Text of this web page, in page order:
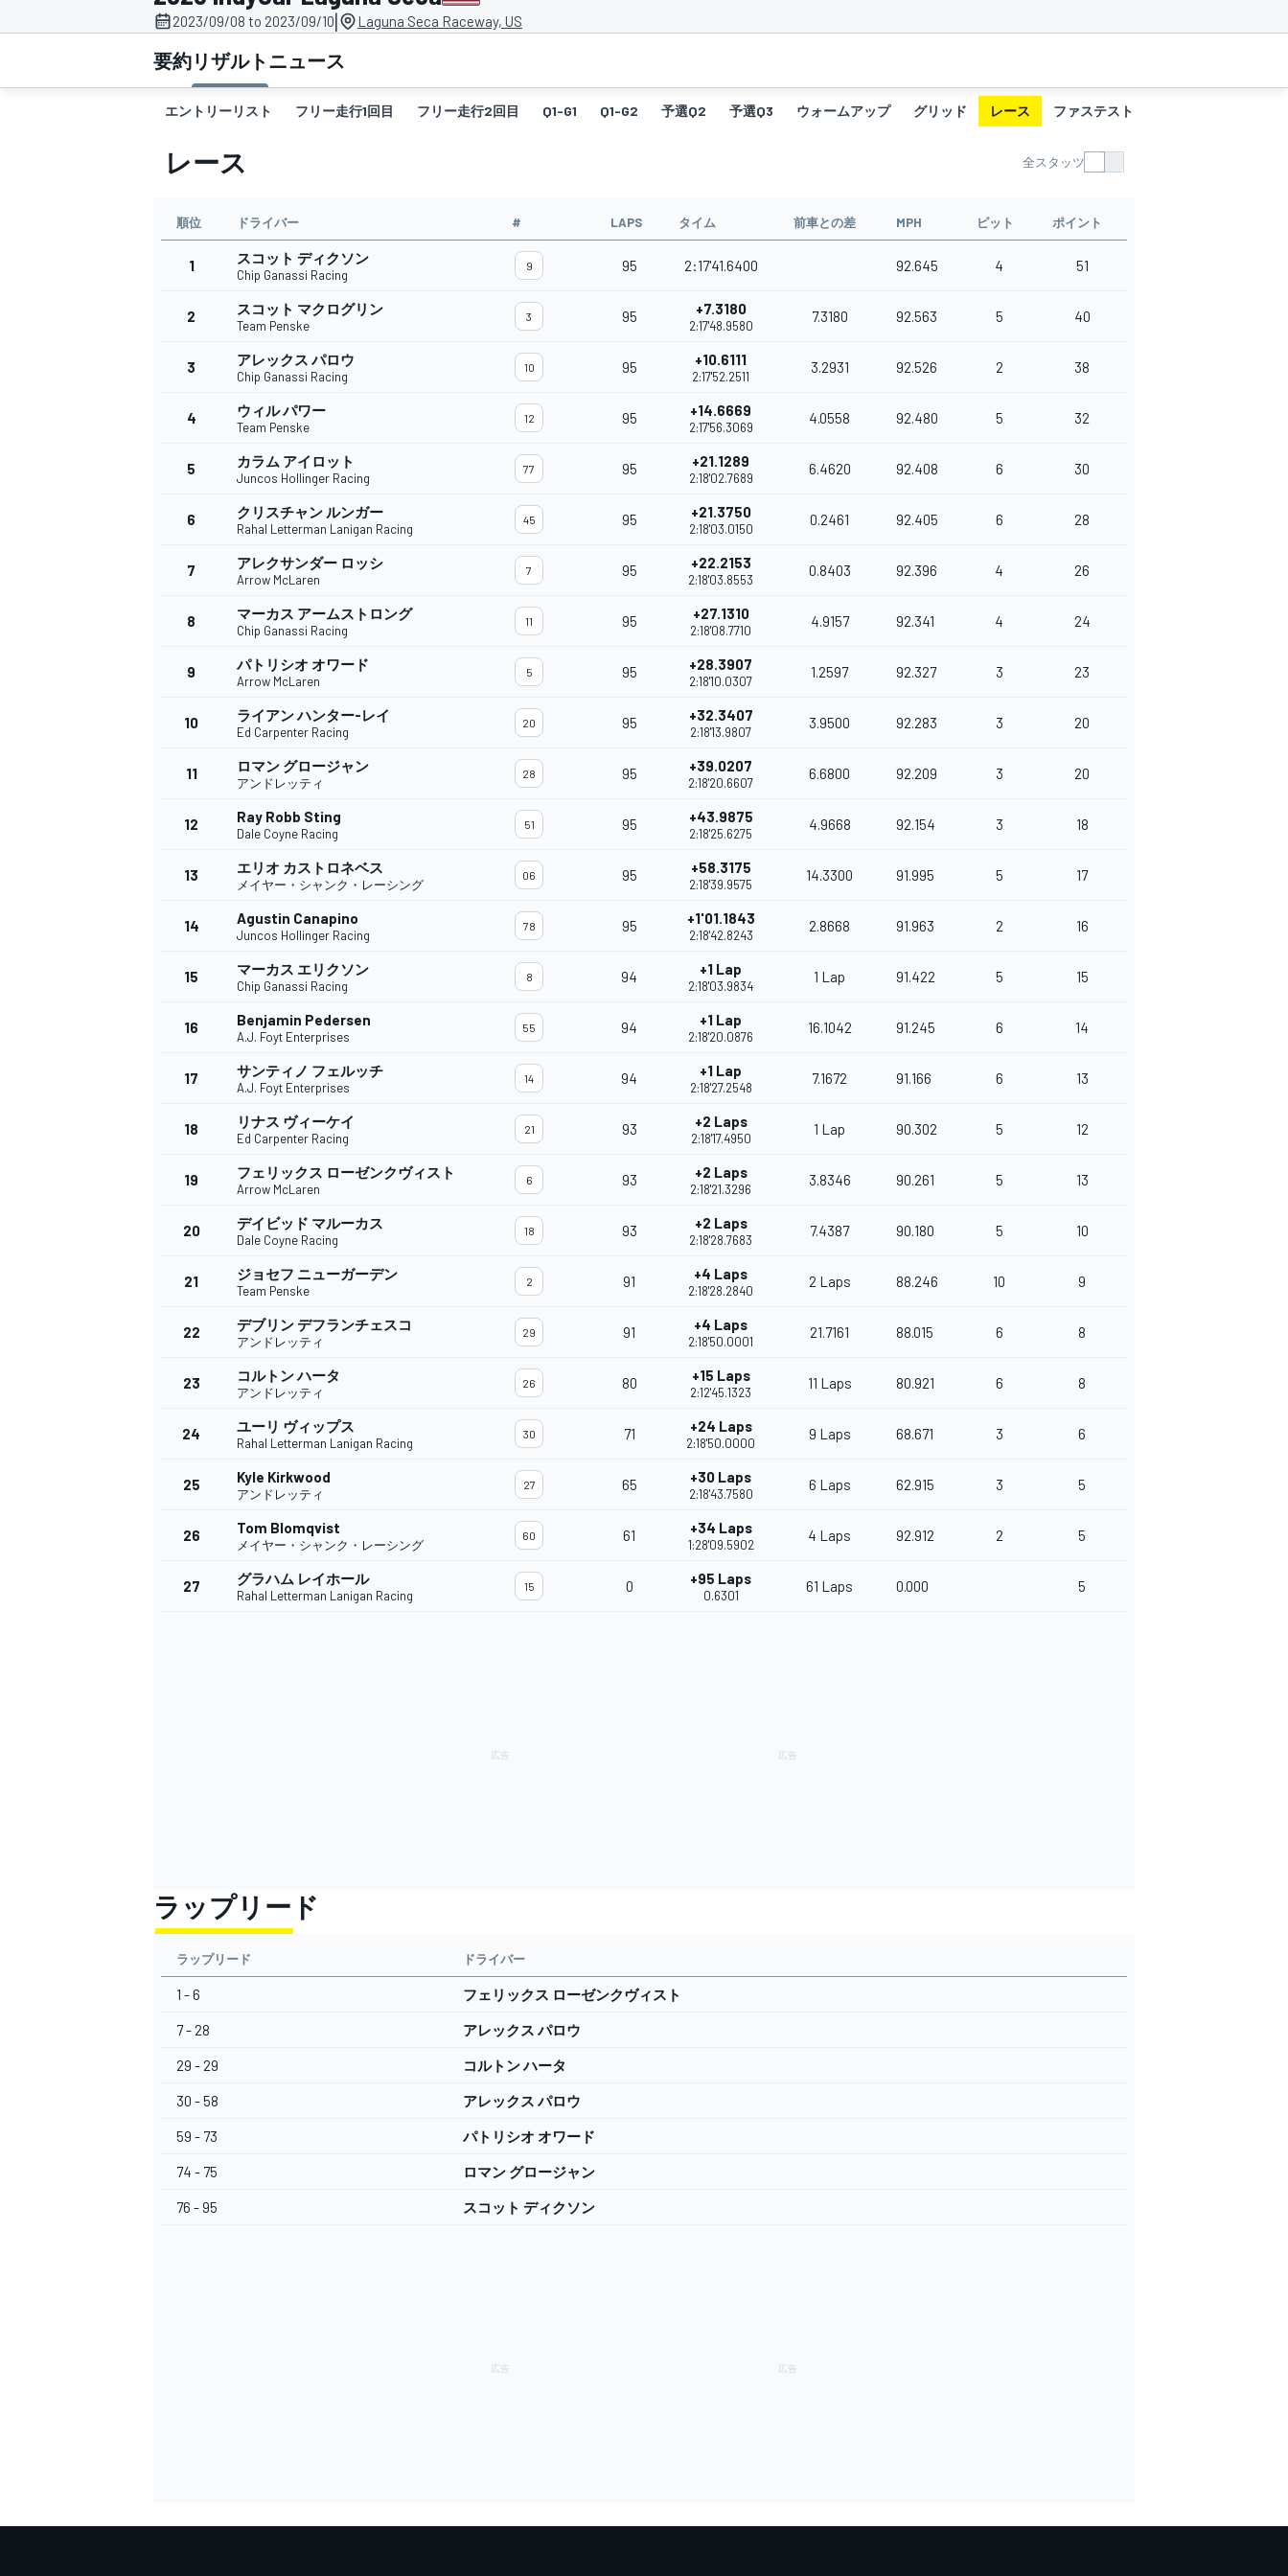
スーパーフォーミュラ
スーパーGT
フォーミュラE
2023/09/08 to 2023/09/10| Laguna Seca Raceway, US
要約リザルト ニュース
エントリーリスト フリー走行1回目 フリー走行2回目 Q1-G1 Q1-G2 予選Q2 予選Q3 ウォームアップ グリッド レース ファステストラップ
レース 全スタッツ
順位 ドライバー # LAPS タイム 前車との差 MPH ピット ポイント
1 スコット ディクソン
Chip Ganassi Racing
9 95 2:17'41.6400 92.645 4 51
2 スコット マクログリン
Team Penske
3 95 +7.3180
2:17'48.9580
7.3180 92.563 5 40
3 アレックス パロウ
Chip Ganassi Racing
10 95 +10.6111
2:17'52.2511
3.2931 92.526 2 38
4 ウィル パワー
Team Penske
12 95 +14.6669
2:17'56.3069
4.0558 92.480 5 32
5 カラム アイロット
Juncos Hollinger Racing
77 95 +21.1289
2:18'02.7689
6.4620 92.408 6 30
6 クリスチャン ルンガー
Rahal Letterman Lanigan Racing
45 95 +21.3750
2:18'03.0150
0.2461 92.405 6 28
7 アレクサンダー ロッシ
Arrow McLaren
7 95 +22.2153
2:18'03.8553
0.8403 92.396 4 26
8 マーカス アームストロング
Chip Ganassi Racing
11 95 +27.1310
2:18'08.7710
4.9157 92.341 4 24
9 パトリシオ オワード
Arrow McLaren
5 95 +28.3907
2:18'10.0307
1.2597 92.327 3 23
10 ライアン ハンター-レイ
Ed Carpenter Racing
20 95 +32.3407
2:18'13.9807
3.9500 92.283 3 20
11 ロマン グロージャン
アンドレッティ
28 95 +39.0207
2:18'20.6607
6.6800 92.209 3 20
12 Ray Robb Sting
Dale Coyne Racing
51 95 +43.9875
2:18'25.6275
4.9668 92.154 3 18
13 エリオ カストロネベス
メイヤー・シャンク・レーシング
06 95 +58.3175
2:18'39.9575
14.3300 91.995 5 17
14 Agustin Canapino
Juncos Hollinger Racing
78 95 +1'01.1843
2:18'42.8243
2.8668 91.963 2 16
15 マーカス エリクソン
Chip Ganassi Racing
8 94 +1 Lap
2:18'03.9834
1 Lap 91.422 5 15
16 Benjamin Pedersen
A.J. Foyt Enterprises
55 94 +1 Lap
2:18'20.0876
16.1042 91.245 6 14
17 サンティノ フェルッチ
A.J. Foyt Enterprises
14 94 +1 Lap
2:18'27.2548
7.1672 91.166 6 13
18 リナス ヴィーケイ
Ed Carpenter Racing
21 93 +2 Laps
2:18'17.4950
1 Lap 90.302 5 12
19 フェリックス ローゼンクヴィスト
Arrow McLaren
6 93 +2 Laps
2:18'21.3296
3.8346 90.261 5 13
20 デイビッド マルーカス
Dale Coyne Racing
18 93 +2 Laps
2:18'28.7683
7.4387 90.180 5 10
21 ジョセフ ニューガーデン
Team Penske
2 91 +4 Laps
2:18'28.2840
2 Laps 88.246 10 9
22 デブリン デフランチェスコ
アンドレッティ
29 91 +4 Laps
2:18'50.0001
21.7161 88.015 6 8
23 コルトン ハータ
アンドレッティ
26 80 +15 Laps
2:12'45.1323
11 Laps 80.921 6 8
24 ユーリ ヴィップス
Rahal Letterman Lanigan Racing
30 71 +24 Laps
2:18'50.0000
9 Laps 68.671 3 6
25 Kyle Kirkwood
アンドレッティ
27 65 +30 Laps
2:18'43.7580
6 Laps 62.915 3 5
26 Tom Blomqvist
メイヤー・シャンク・レーシング
60 61 +34 Laps
1:28'09.5902
4 Laps 92.912 2 5
27 グラハム レイホール
Rahal Letterman Lanigan Racing
15 0 +95 Laps
0.6301
61 Laps 0.000 5
ラップリード
ラップリード ドライバー
1 - 6 フェリックス ローゼンクヴィスト
7 - 28 アレックス パロウ
29 - 29 コルトン ハータ
30 - 58 アレックス パロウ
59 - 73 パトリシオ オワード
74 - 75 ロマン グロージャン
76 - 95 スコット ディクソン